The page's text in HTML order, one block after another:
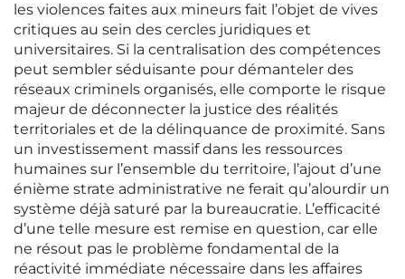
les violences faites aux mineurs fait l’objet de vives
critiques au sein des cercles juridiques et
universitaires. Si la centralisation des compétences
peut sembler séduisante pour démanteler des
réseaux criminels organisés, elle comporte le risque
majeur de déconnecter la justice des réalités
territoriales et de la délinquance de proximité. Sans
un investissement massif dans les ressources
humaines sur l’ensemble du territoire, l’ajout d’une
énième strate administrative ne ferait qu’alourdir un
système déjà saturé par la bureaucratie. L’efficacité
d’une telle mesure est remise en question, car elle
ne résout pas le problème fondamental de la
réactivité immédiate nécessaire dans les affaires